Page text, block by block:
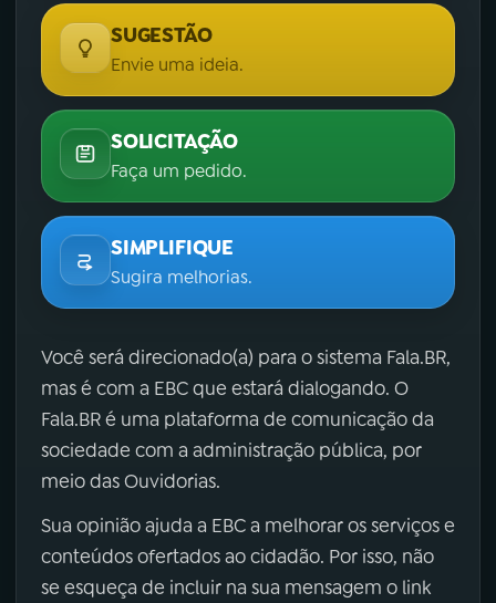
SUGESTÃO
Envie uma ideia.
SOLICITAÇÃO
Faça um pedido.
SIMPLIFIQUE
Sugira melhorias.
Você será direcionado(a) para o sistema Fala.BR,
mas é com a EBC que estará dialogando. O
Fala.BR é uma plataforma de comunicação da
sociedade com a administração pública, por
meio das Ouvidorias.
Sua opinião ajuda a EBC a melhorar os serviços e
conteúdos ofertados ao cidadão. Por isso, não
se esqueça de incluir na sua mensagem o link